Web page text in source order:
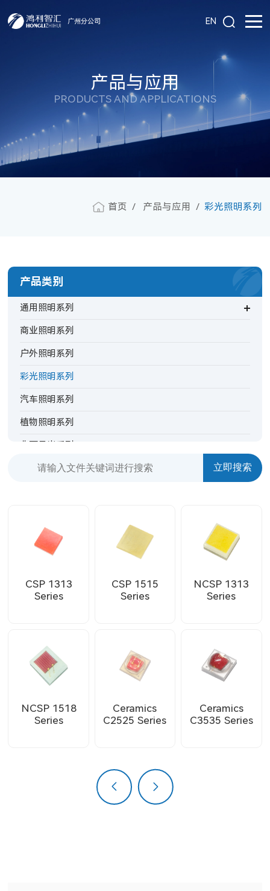
广州分公司 EN
产品与应用
PRODUCTS AND APPLICATIONS
首页 产品与应用 彩光照明系列
产品类别
通用照明系列
商业照明系列
户外照明系列
彩光照明系列
汽车照明系列
植物照明系列
非可见光系列
背光指示系列
CSP 1313
Series
CSP 1515
Series
NCSP 1313
Series
NCSP 1518
Series
Ceramics
C2525 Series
Ceramics
C3535 Series
上一页 下一页